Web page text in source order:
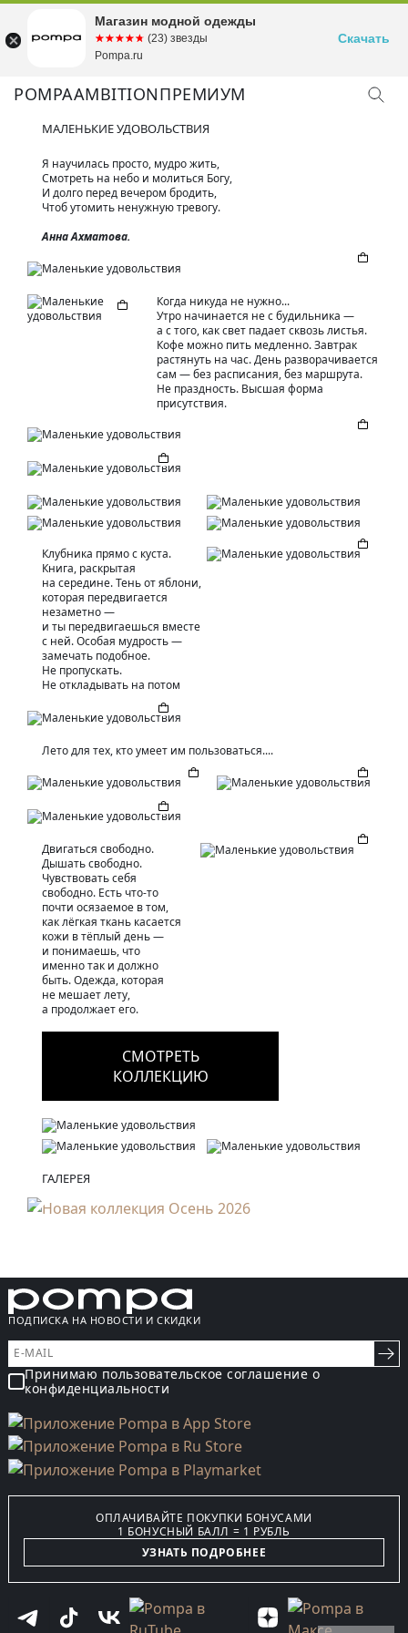
POMPAAMBITIONПРЕМИУМ
МАЛЕНЬКИЕ УДОВОЛЬСТВИЯ
Я научилась просто, мудро жить,
Смотреть на небо и молиться Богу,
И долго перед вечером бродить,
Чтоб утомить ненужную тревогу.
Анна Ахматова.
Когда никуда не нужно...
Утро начинается не с будильника —
а с того, как свет падает сквозь листья.
Кофе можно пить медленно. Завтрак
растянуть на час. День разворачивается
сам — без расписания, без маршрута.
Не праздность. Высшая форма
присутствия.
Клубника прямо с куста.
Книга, раскрытая
на середине. Тень от яблони,
которая передвигается
незаметно —
и ты передвигаешься вместе
с ней. Особая мудрость —
замечать подобное.
Не пропускать.
Не откладывать на потом
Лето для тех, кто умеет им пользоваться....
Двигаться свободно.
Дышать свободно.
Чувствовать себя
свободно. Есть что-то
почти осязаемое в том,
как лёгкая ткань касается
кожи в тёплый день —
и понимаешь, что
именно так и должно
быть. Одежда, которая
не мешает лету,
а продолжает его.
СМОТРЕТЬ
КОЛЛЕКЦИЮ
ГАЛЕРЕЯ
ПОДПИСКА НА НОВОСТИ И СКИДКИ
Принимаю пользовательское соглашение о
конфиденциальности
ОПЛАЧИВАЙТЕ ПОКУПКИ БОНУСАМИ
1 БОНУСНЫЙ БАЛЛ = 1 РУБЛЬ
УЗНАТЬ ПОДРОБНЕЕ
Магазин модной одежды
☆☆☆☆☆
★★★★★ (23) звезды
Pompa.ru
Скачать